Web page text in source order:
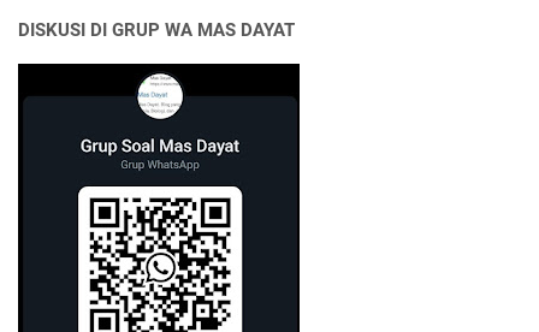
DISKUSI DI GRUP WA MAS DAYAT